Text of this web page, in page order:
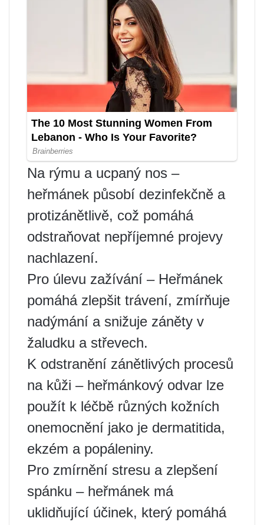
Na rýmu a ucpaný nos –
heřmánek působí dezinfekčně a
protizánětlivě, což pomáhá
odstraňovat nepříjemné projevy
nachlazení.
Pro úlevu zažívání – Heřmánek
pomáhá zlepšit trávení, zmírňuje
nadýmání a snižuje záněty v
žaludku a střevech.
K odstranění zánětlivých procesů
na kůži – heřmánkový odvar lze
použít k léčbě různých kožních
onemocnění jako je dermatitida,
ekzém a popáleniny.
Pro zmírnění stresu a zlepšení
spánku – heřmánek má
uklidňující účinek, který pomáhá